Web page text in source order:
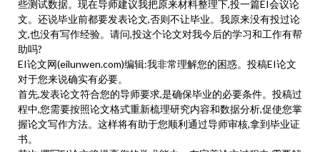
些测试数据。现在导师建议我把原来材料整理下,投一篇EI会议论
文。还说毕业前都要发表论文,否则不让毕业。我原来没有投过论
文,也没有写作经验。请问,投这个论文对我今后的学习和工作有帮
助吗?
EI论文网(eilunwen.com)编辑:我非常理解您的困惑。投稿EI论文
对于您来说确实有必要。
首先,发表论文符合您的导师要求,是确保毕业的必要条件。投稿过
程中,您需要按照论文格式重新梳理研究内容和数据分析,促使您掌
握论文写作方法。这样将有助于您顺利通过导师审核,拿到毕业证
书。